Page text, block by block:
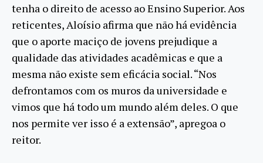
tenha o direito de acesso ao Ensino Superior. Aos
reticentes, Aloísio afirma que não há evidência
que o aporte maciço de jovens prejudique a
qualidade das atividades acadêmicas e que a
mesma não existe sem eficácia social. “Nos
defrontamos com os muros da universidade e
vimos que há todo um mundo além deles. O que
nos permite ver isso é a extensão”, apregoa o
reitor.